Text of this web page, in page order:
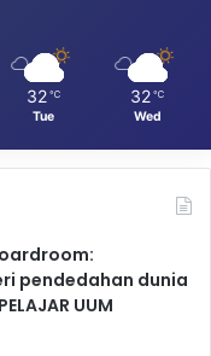
32 ℃
Tue
32 ℃
Wed
pendedahan dunia
UUM